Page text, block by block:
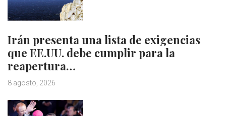
Irán presenta una lista de exigencias
que EE.UU. debe cumplir para la
reapertura…
8 agosto, 2026